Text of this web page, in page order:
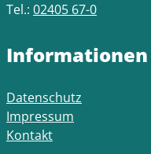
Tel.: 02405 67-0
Informationen
Datenschutz
Impressum
Kontakt